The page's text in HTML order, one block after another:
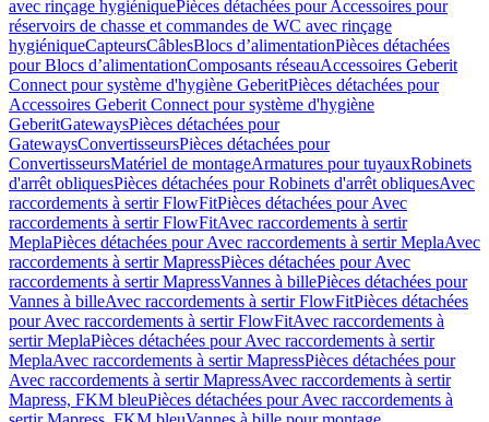
avec rinçage hygiéniquePièces détachées pour Accessoires pour
réservoirs de chasse et commandes de WC avec rinçage
hygiéniqueCapteursCâblesBlocs d’alimentationPièces détachées
pour Blocs d’alimentationComposants réseauAccessoires Geberit
Connect pour système d'hygiène GeberitPièces détachées pour
Accessoires Geberit Connect pour système d'hygiène
GeberitGatewaysPièces détachées pour
GatewaysConvertisseursPièces détachées pour
ConvertisseursMatériel de montageArmatures pour tuyauxRobinets
d'arrêt obliquesPièces détachées pour Robinets d'arrêt obliquesAvec
raccordements à sertir FlowFitPièces détachées pour Avec
raccordements à sertir FlowFitAvec raccordements à sertir
MeplaPièces détachées pour Avec raccordements à sertir MeplaAvec
raccordements à sertir MapressPièces détachées pour Avec
raccordements à sertir MapressVannes à billePièces détachées pour
Vannes à billeAvec raccordements à sertir FlowFitPièces détachées
pour Avec raccordements à sertir FlowFitAvec raccordements à
sertir MeplaPièces détachées pour Avec raccordements à sertir
MeplaAvec raccordements à sertir MapressPièces détachées pour
Avec raccordements à sertir MapressAvec raccordements à sertir
Mapress, FKM bleuPièces détachées pour Avec raccordements à